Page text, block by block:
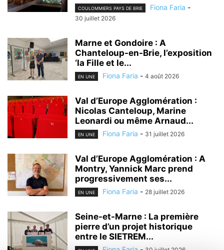
COULOMMIERS PAYS DE BRIE Fiona Faria -
30 juillet 2026
Marne et Gondoire : A
Chanteloup-en-Brie, l’exposition
‘la Fille et le...
EN UNE Fiona Faria - 4 août 2026
Val d’Europe Agglomération :
Nicolas Canteloup, Marine
Leonardi ou même Arnaud...
EN UNE Fiona Faria - 31 juillet 2026
Val d’Europe Agglomération : A
Montry, Yannick Marc prend
progressivement ses...
EN UNE Fiona Faria - 28 juillet 2026
Seine-et-Marne : La première
pierre d’un projet historique
entre le SIETREM...